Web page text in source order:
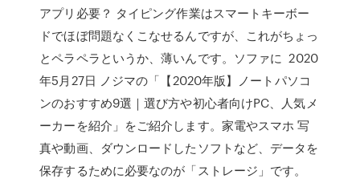
アプリ必要？ タイピング作業はスマートキーボー
ドでほぼ問題なくこなせるんですが、これがちょっ
とペラペラというか、薄いんです。ソファに 2020
年5月27日 ノジマの「【2020年版】ノートパソコ
ンのおすすめ9選｜選び方や初心者向けPC、人気メ
ーカーを紹介」をご紹介します。家電やスマホ 写
真や動画、ダウンロードしたソフトなど、データを
保存するために必要なのが「ストレージ」です。